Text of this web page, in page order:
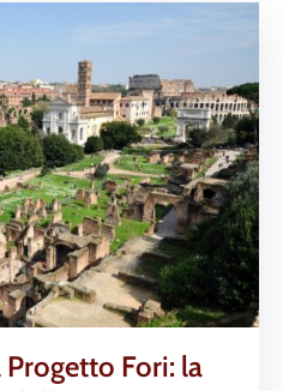
Progetto Fori: la